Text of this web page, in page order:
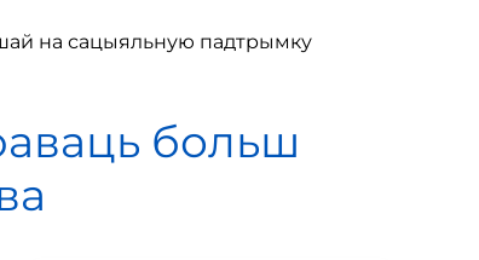
на сацыяльную падтрымку
больш